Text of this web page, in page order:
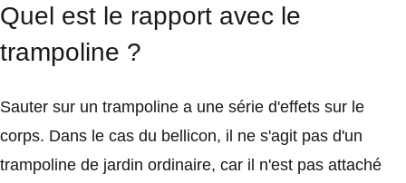
Quel est le rapport avec le
trampoline ?
Sauter sur un trampoline a une série d'effets sur le
corps. Dans le cas du bellicon, il ne s'agit pas d'un
trampoline de jardin ordinaire, car il n'est pas attaché